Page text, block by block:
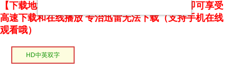
【下载地址】本站专属下载器：点击下方链接 即可享受
高速下载和在线播放 专治迅雷无法下载（支持手机在线
观看哦）
HD中英双字